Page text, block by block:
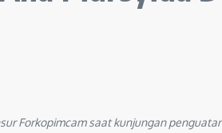
Forkopimcam saat kunjungan